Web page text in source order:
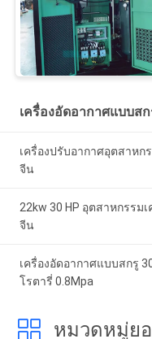
เครื่องอัดอากาศแบบส
เครื่องปรับอากาศอุตสาหก
จีน
22kw 30 HP อุตสาหกรรม
จีน
เครื่องอัดอากาศแบบสกรู
โรตารี่ 0.8Mpa
หมวดหมู่ย